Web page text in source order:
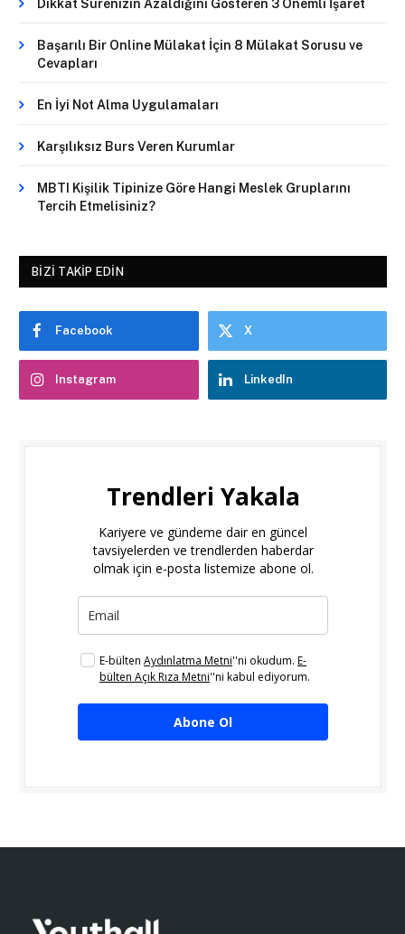
Dikkat Sürenizin Azaldığını Gösteren 3 Önemli İşaret
Başarılı Bir Online Mülakat İçin 8 Mülakat Sorusu ve
Cevapları
En İyi Not Alma Uygulamaları
Karşılıksız Burs Veren Kurumlar
MBTI Kişilik Tipinize Göre Hangi Meslek Gruplarını
Tercih Etmelisiniz?
BIZI TAKIP EDIN
Facebook X
Instagram LinkedIn
Trendleri Yakala
Kariyere ve gündeme dair en güncel
tavsiyelerden ve trendlerden haberdar
olmak için e-posta listemize abone ol.
E-bülten Aydınlatma Metni''ni okudum. E-
bülten Açık Rıza Metni''ni kabul ediyorum.
Abone Ol